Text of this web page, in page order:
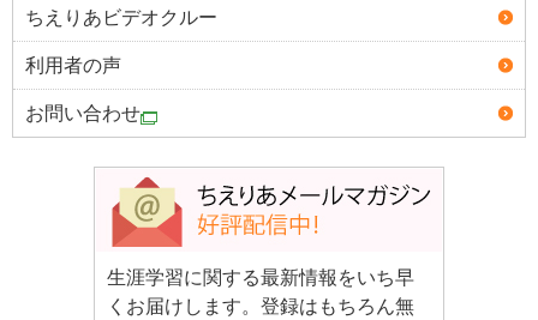
ちえりあビデオクルー
利用者の声
お問い合わせ
生涯学習に関する最新情報をいち早
くお届けします。登録はもちろん無